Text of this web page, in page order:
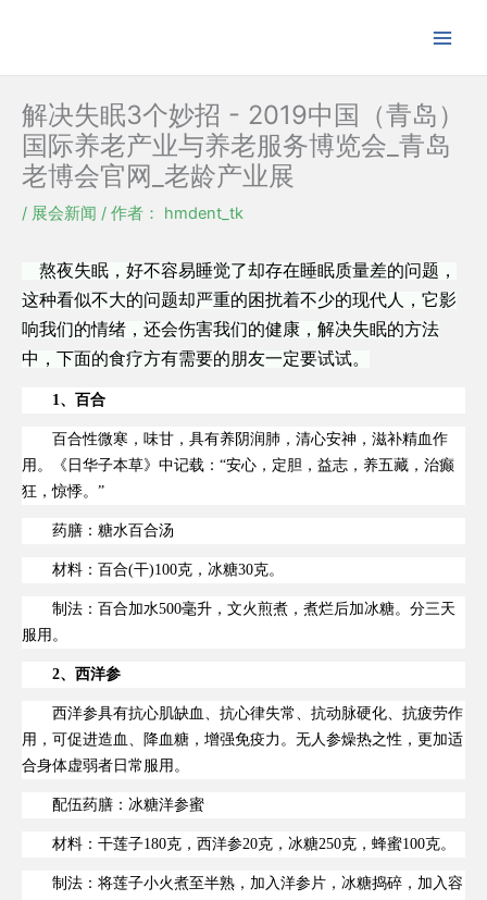
内
解决失眠3个妙招 - 2019中国（青岛）
国际养老产业与养老服务博览会_青岛
老博会官网_老龄产业展
/ 展会新闻 / 作者： hmdent_tk
熬夜失眠，好不容易睡觉了却存在睡眠质量差的问题，
这种看似不大的问题却严重的困扰着不少的现代人，它影
响我们的情绪，还会伤害我们的健康，解决失眠的方法
中，下面的食疗方有需要的朋友一定要试试。
1、百合
百合性微寒，味甘，具有养阴润肺，清心安神，滋补精血作
用。《日华子本草》中记载：“安心，定胆，益志，养五藏，治癫
狂，惊悸。”
药膳：糖水百合汤
材料：百合(干)100克，冰糖30克。
制法：百合加水500毫升，文火煎煮，煮烂后加冰糖。分三天
服用。
2、西洋参
西洋参具有抗心肌缺血、抗心律失常、抗动脉硬化、抗疲劳作
用，可促进造血、降血糖，增强免疫力。无人参燥热之性，更加适
合身体虚弱者日常服用。
配伍药膳：冰糖洋参蜜
材料：干莲子180克，西洋参20克，冰糖250克，蜂蜜100克。
制法：将莲子小火煮至半熟，加入洋参片，冰糖捣碎，加入容